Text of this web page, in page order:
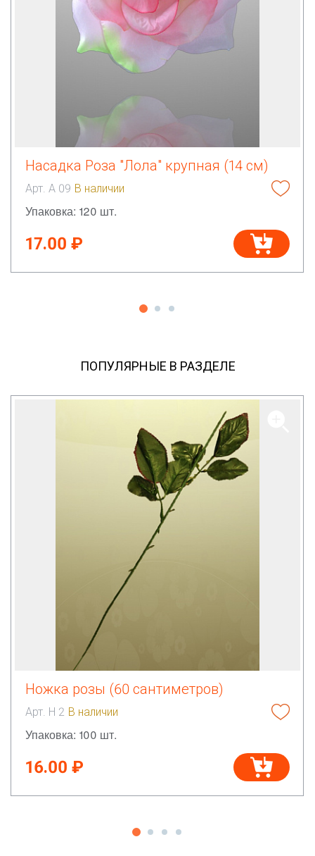
Насадка Роза "Лола" крупная (14 см)
Арт. А 09 В наличии
Упаковка: 120 шт.
17.00 ₽
ПОПУЛЯРНЫЕ В РАЗДЕЛЕ
Ножка розы (60 сантиметров)
Арт. Н 2 В наличии
Упаковка: 100 шт.
16.00 ₽